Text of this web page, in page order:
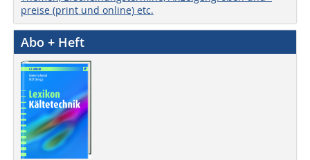
preise (print und online) etc.
Abo + Heft